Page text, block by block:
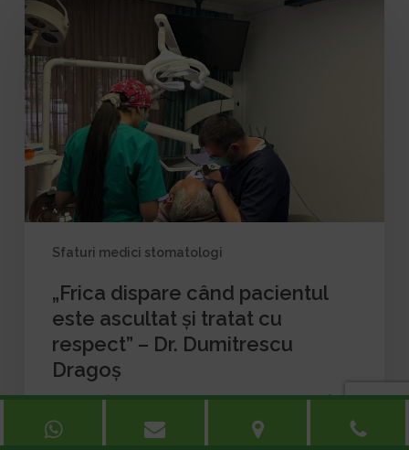
Sfaturi medici stomatologi
dispare
când
pacientul
este
ascultat
și
tratat
respect”
–
Dragoș„Frica dispare când pacientul
este ascultat și tratat cu
respect” – Dr. Dumitrescu
Dragoș
De la teamă la încredere: drumul pacientului informat către
un zâmbet sănătos Frica…
WhatsApp Google